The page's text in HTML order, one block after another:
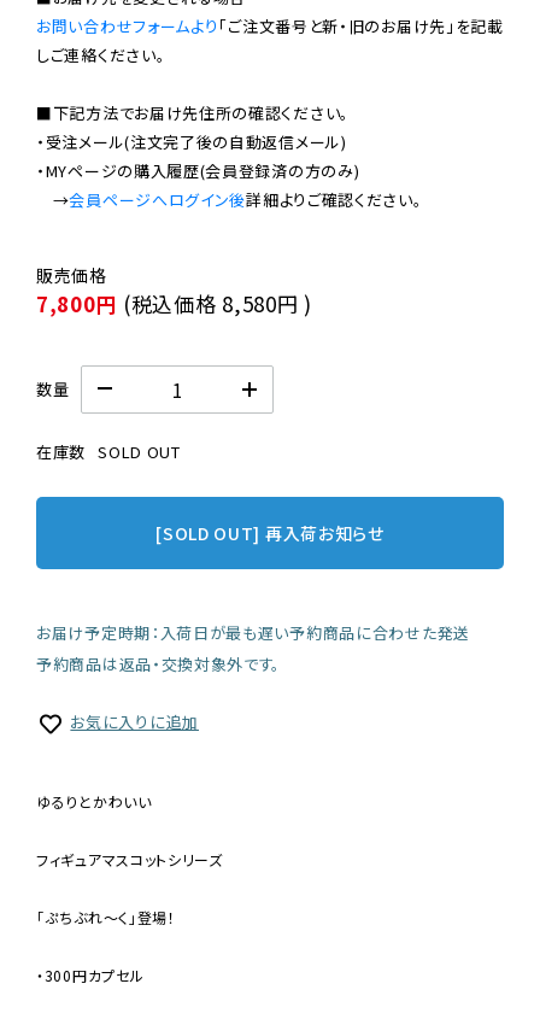
お問い合わせフォームより 「ご注文番号と新・旧のお届け先」を記載
しご連絡ください。
■下記方法でお届け先住所の確認ください。
・受注メール(注文完了後の自動返信メール)
・MYページの購入履歴(会員登録済の方のみ)
→会員ページへログイン後
7,800円 (税込価格 8,580円 )
数量
在庫数 SOLD OUT
[SOLD OUT] 再入荷お知らせ
お届け予定時期：入荷日が最も遅い予約商品に合わせた発送
予約商品は返品・交換対象外です。
お気に入りに追加
ゆるりとかわいい
フィギュアマスコットシリーズ
「ぷちぶれ〜く」登場！
・300円カプセル